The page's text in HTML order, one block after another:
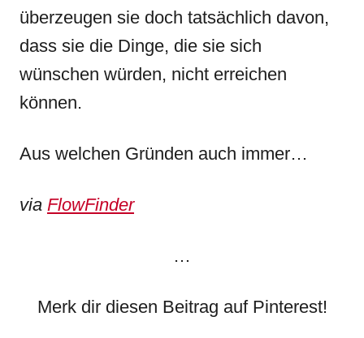
überzeugen sie doch tatsächlich davon,
dass sie die Dinge, die sie sich
wünschen würden, nicht erreichen
können.
Aus welchen Gründen auch immer…
via FlowFinder
…
Merk dir diesen Beitrag auf Pinterest!